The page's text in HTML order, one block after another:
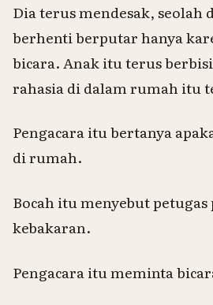
Dia terus mendesak, seolah
berhenti berputar hanya
bicara. Anak itu terus
rahasia di dalam rumah itu
Pengacara itu bertanya
di rumah.
Bocah itu menyebut petugas
kebakaran.
Pengacara itu meminta